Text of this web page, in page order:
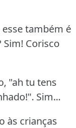
também é
Corisco
"ah tu tens
Sim...
às crianças